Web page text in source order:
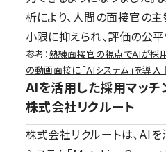
析により、人間の面接官の
小限に抑えられ、評価の公
参考：熟練面接官の視点でAIが採用
の動画面接に「AIシステム」を導
AIを活用した採用マッチ
株式会社リクルート
株式会社リクルートは、AI